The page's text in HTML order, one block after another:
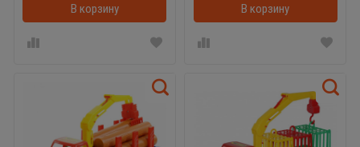
В корзину В корзинкеВ корзину